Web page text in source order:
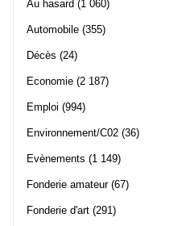
Au hasard (1 060)
Automobile (355)
Décès (24)
Economie (2 187)
Emploi (994)
Environnement/C02 (36)
Evènements (1 149)
Fonderie amateur(67)
Fonderie d'art (291)